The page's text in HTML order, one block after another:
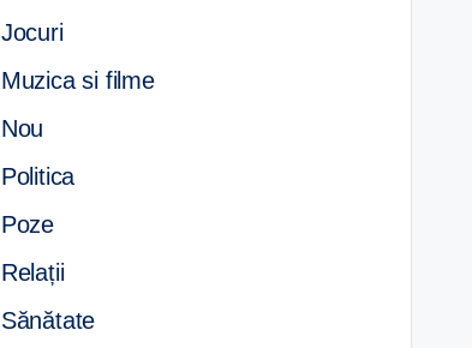
Jocuri
Muzica si filme
Nou
Politica
Poze
Relații
Sănătate